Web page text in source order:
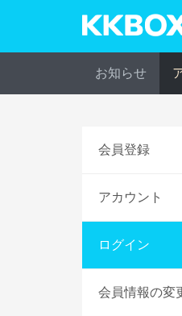
お知らせ
会員登録
アカウント
ログイン
会員情報の変